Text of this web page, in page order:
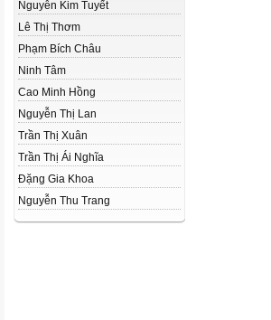
Nguyễn Kim Tuyết
Lê Thị Thơm
Phạm Bích Châu
Ninh Tâm
Cao Minh Hồng
Nguyễn Thị Lan
Trần Thị Xuân
Trần Thị Ái Nghĩa
Đặng Gia Khoa
Nguyễn Thu Trang